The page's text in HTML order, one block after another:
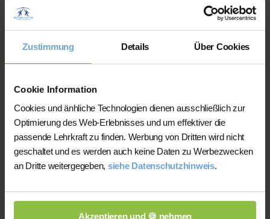
Zustimmung Details Über Cookies
Cookie Information
Cookies und änhliche Technologien dienen ausschließlich zur
Optimierung des Web-Erlebnisses und um effektiver die
passende Lehrkraft zu finden. Werbung von Dritten wird nicht
geschaltet und es werden auch keine Daten zu Werbezwecken
an Dritte weitergegeben, siehe Datenschutzhinweis.
Akzeptieren und 🍪 nehmen
Nachhilfelehrer/innen, die sich mit den
Qualifikation anhand ihres Studiums, ihrer
Unterrichtserfahrung und ihres erfolgreichen
können
Wir helfen Ihnen dabei binnen kürzester Zeit
die zu Ihrem Bedarf passende Nachhilfekraft
zu finden und suchen bei Ausfall sofort einen
Ersatzlehrer
Erfolg und der Weiterentwicklung des